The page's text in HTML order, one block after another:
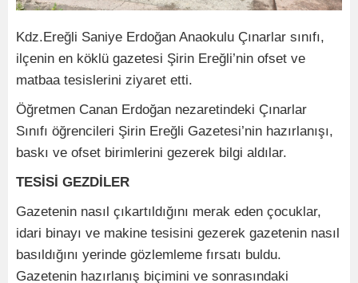
Kdz.Ereğli Saniye Erdoğan Anaokulu Çınarlar sınıfı,
ilçenin en köklü gazetesi Şirin Ereğli’nin ofset ve
matbaa tesislerini ziyaret etti.
Öğretmen Canan Erdoğan nezaretindeki Çınarlar
Sınıfı öğrencileri Şirin Ereğli Gazetesi’nin hazırlanışı,
baskı ve ofset birimlerini gezerek bilgi aldılar.
TESİSİ GEZDİLER
Gazetenin nasıl çıkartıldığını merak eden çocuklar,
idari binayı ve makine tesisini gezerek gazetenin nasıl
basıldığını yerinde gözlemleme fırsatı buldu.
Gazetenin hazırlanış biçimini ve sonrasındaki